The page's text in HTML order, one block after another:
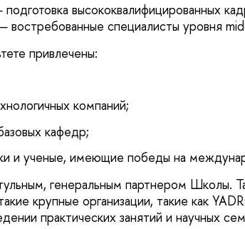
высококвалифицированных
востребованные специалисты уровня
привлечены:
компаний;
кафедр;
и ученые, имеющие победы на
генеральным партнером
крупные организации, такие как
практических занятий и научных